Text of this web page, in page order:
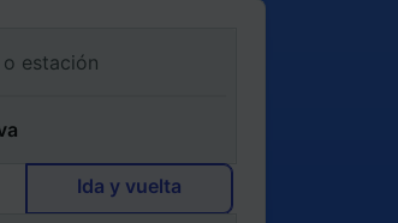
Ida y vuelta